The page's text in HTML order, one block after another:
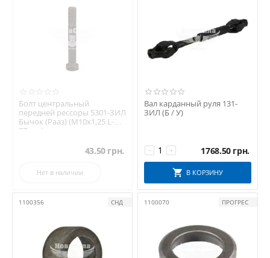
Болт центральный
передней рессоры 5301-ЗИЛ
Бычок (Рааз) (М10х1,25 L-
87мм.)
43.50 грн.
Нет в наличии
Вал карданный руля 131-
ЗИЛ (Б / У)
+
− 1768.50 грн.
В КОРЗИНУ
1100356 СНД 1100070 ПРОГРЕС